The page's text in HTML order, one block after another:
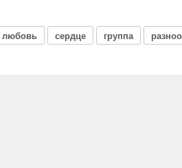
любовь сердце группа